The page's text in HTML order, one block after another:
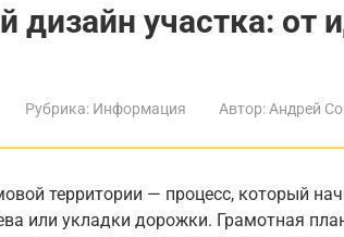
участка: от
Рубрика: Информация Автор: Андрей
территории — процесс, который
или укладки дорожки. Грамотная